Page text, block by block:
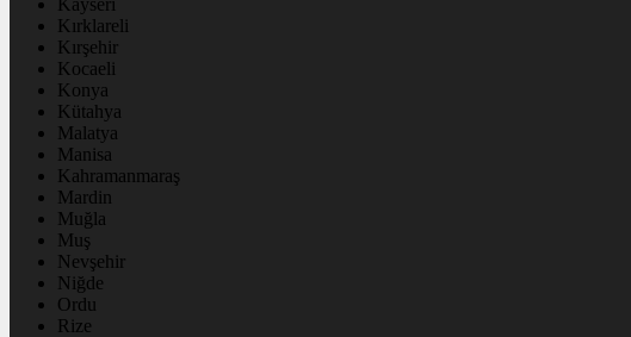
Kayseri
Kırklareli
Kırşehir
Kocaeli
Konya
Kütahya
Malatya
Manisa
Kahramanmaraş
Mardin
Muğla
Muş
Nevşehir
Niğde
Ordu
Rize